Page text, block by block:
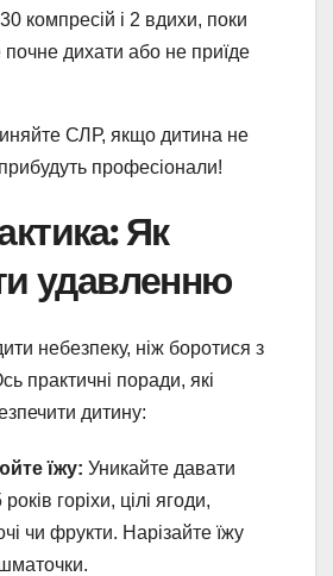
компресій і 2 вдихи, поки
почне дихати або не приїде
СЛР, якщо дитина не
професіонали!
Як
удавленню
небезпеку, ніж боротися з
практичні поради, які
дитину:
їжу: Уникайте давати
горіхи, цілі ягоди,
чи фрукти. Нарізайте їжу